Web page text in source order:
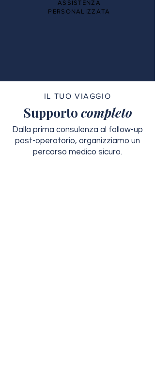
ASSISTENZA
PERSONALIZZATA
IL TUO VIAGGIO
Supporto completo
Dalla prima consulenza al follow-up
post-operatorio, organizziamo un
percorso medico sicuro.